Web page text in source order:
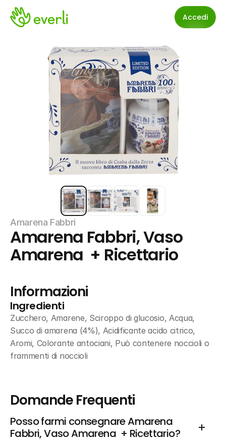
Accedi
Amarena Fabbri
Amarena Fabbri, Vaso
Amarena  + Ricettario
Informazioni
Ingredienti
Zucchero, Amarene, Sciroppo di glucosio, Acqua,
Succo di amarena (4%), Acidificante acido citrico,
Aromi, Colorante antociani, Può contenere noccioli o
frammenti di noccioli
Domande Frequenti
Posso farmi consegnare Amarena
Fabbri, Vaso Amarena  + Ricettario?